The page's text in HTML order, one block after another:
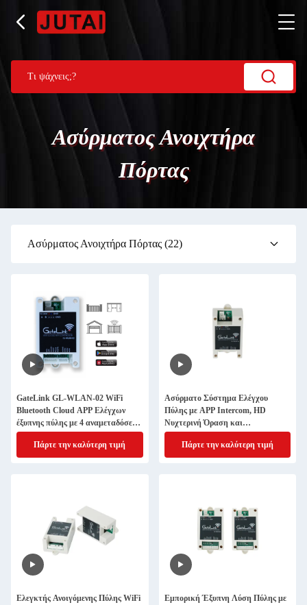
Ασύρματος Ανοιχτήρα
Πόρτας
Ασύρματος Ανοιχτήρα Πόρτας (22)
GateLink GL-WLAN-02 WiFi
Bluetooth Cloud APP Ελέγχων
έξυπνης πύλης με 4 αναμεταδόσεις
RS485 για πόρτες οικιακών
χώρων, φραγμούς στάθμευσης και
βιομηχανικές πόρτες
Πάρτε την καλύτερη τιμή
Ασύρματο Σύστημα Ελέγχου
Πύλης με APP Intercom, HD
Νυχτερινή Όραση και
Ενσωμάτωση RS485
Πάρτε την καλύτερη τιμή
Ελεγκτής Ανοιγόμενης Πύλης WiFi
Εμπορική Έξυπνη Λύση Πύλης με